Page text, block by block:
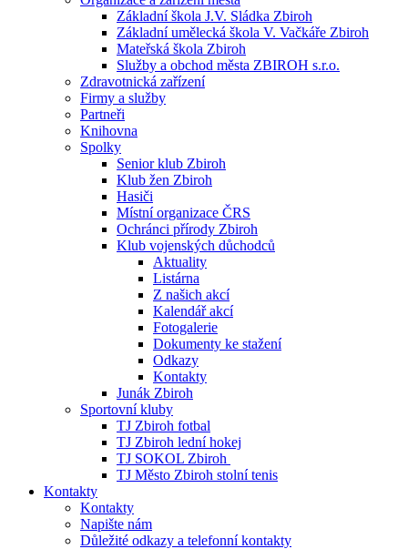
Základní škola J.V. Sládka Zbiroh
Základní umělecká škola V. Vačkáře Zbiroh
Mateřská škola Zbiroh
Služby a obchod města ZBIROH s.r.o.
Zdravotnická zařízení
Firmy a služby
Partneři
Knihovna
Spolky
Senior klub Zbiroh
Klub žen Zbiroh
Hasiči
Místní organizace ČRS
Ochránci přírody Zbiroh
Klub vojenských důchodců
Aktuality
Listárna
Z našich akcí
Kalendář akcí
Fotogalerie
Dokumenty ke stažení
Odkazy
Kontakty
Junák Zbiroh
Sportovní kluby
TJ Zbiroh fotbal
TJ Zbiroh lední hokej
TJ SOKOL Zbiroh
TJ Město Zbiroh stolní tenis
Kontakty
Kontakty
Napište nám
Důležité odkazy a telefonní kontakty